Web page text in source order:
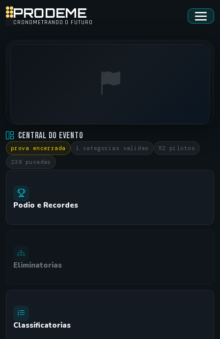
PRODEME
CRONOMETRANDO O FUTURO
QUINTA ADRENALINA • QUINTA ADRENALINA
ARENA CARNELOS • 01/05/2025
Central do Evento
prova encerrada 1 categorias validas
52 pilotos
239 puxadas
Podio e Recordes
Eliminatorias
Classificatorias